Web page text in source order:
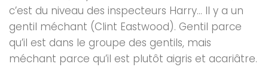
c’est du niveau des inspecteurs Harry… Il y a un
gentil méchant (Clint Eastwood). Gentil parce
qu’il est dans le groupe des gentils, mais
méchant parce qu’il est plutôt aigris et acariâtre.